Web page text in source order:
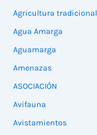
Agricultura tradicional
Agua Amarga
Aguamarga
Amenazas
ASOCIACIÓN
Avifauna
Avistamientos